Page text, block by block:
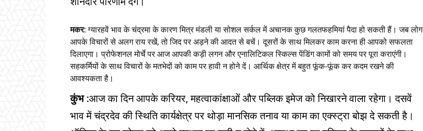
मकर: ग्यारहवें भाव के चंद्रमा के कारण मित्र मंडली या सोशल सर्कल में अचानक कुछ गलतफहमियां पैदा हो सकती हैं। जब लोग
आपके विचारों से अलग राय रखें, तो जिद पर अड़ने की आदत से बचें। दूसरों के साथ मिलकर काम करना ही आपको सफलता
दिलाएगा। प्रोफेशनल मोर्चे पर आज आपकी कड़ी लगन और एनालिटिकल स्किल्स पेंडिंग कामों को समय पर पूरा कराएंगी।
सहकर्मियों के साथ विचारों के मतभेदों को काम पर हावी न होने दें। आर्थिक क्षेत्र में बहुत फूंक-फूंक कर कदम रखने की
आवश्यकता है।
कुंभ:आज का दिन आपके करियर, महत्वाकांक्षाओं और पब्लिक इमेज को निखारने वाला रहेगा। दसवें
भाव में चंद्रदेव की स्थिति कार्यक्षेत्र पर थोड़ा मानसिक तनाव या काम का एक्स्ट्रा बोझ दे सकती है।